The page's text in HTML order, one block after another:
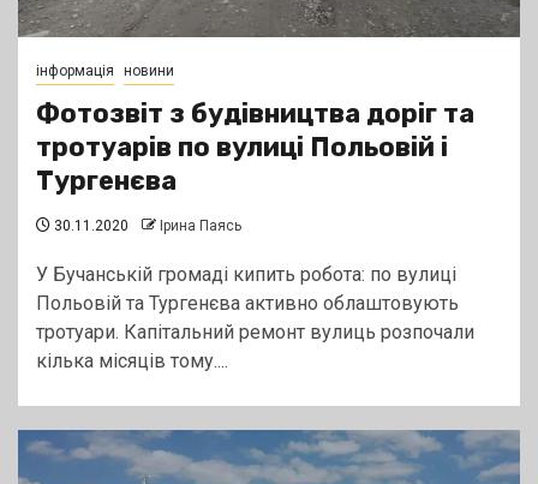
інформація новини
Фотозвіт з будівництва доріг та
тротуарів по вулиці Польовій і
Тургенєва
30.11.2020 Ірина Паясь
У Бучанській громаді кипить робота: по вулиці
Польовій та Тургенєва активно облаштовують
тротуари. Капітальний ремонт вулиць розпочали
кілька місяців тому....